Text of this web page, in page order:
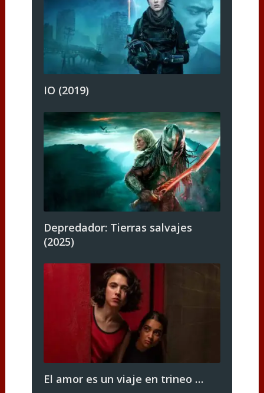
IO (2019)
Depredador: Tierras salvajes
(2025)
El amor es un viaje en trineo …